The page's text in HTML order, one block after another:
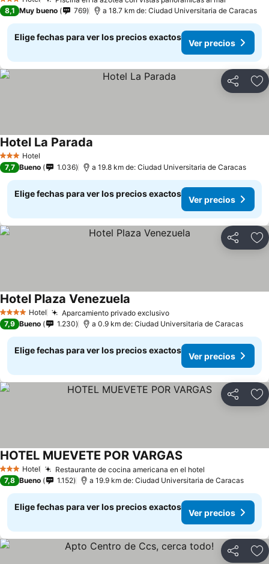
3 Estrellas
8,1 Muy bueno 769 a 18.7 km de: Ciudad Universitaria de Caracas
Elige fechas para ver los precios exactos
Ver precios
Compartir
3 Estrellas
Hotel
Hotel La Parada
7,7 Bueno 1.036 a 19.8 km de: Ciudad Universitaria de Caracas
Elige fechas para ver los precios exactos
Ver precios
Compartir
4 EstrellasHotel Aparcamiento privado exclusivo
Hotel Plaza Venezuela
7,9 Bueno 1.230 a 0.9 km de: Ciudad Universitaria de Caracas
Elige fechas para ver los precios exactos
Ver precios
Compartir
3 Estrellas
Hotel Restaurante de cocina americana en el hotel
HOTEL MUEVETE POR VARGAS
7,8 Bueno 1.152 a 19.9 km de: Ciudad Universitaria de Caracas
Elige fechas para ver los precios exactos
Ver precios
Compartir